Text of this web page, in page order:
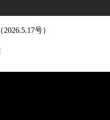
号）